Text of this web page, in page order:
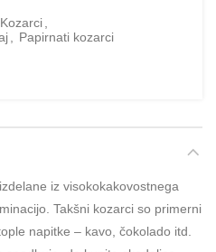
Kozarci
Papirnati kozarci
iz visokokakovostnega
Takšni kozarci so primerni
napitke – kavo, čokolado itd.